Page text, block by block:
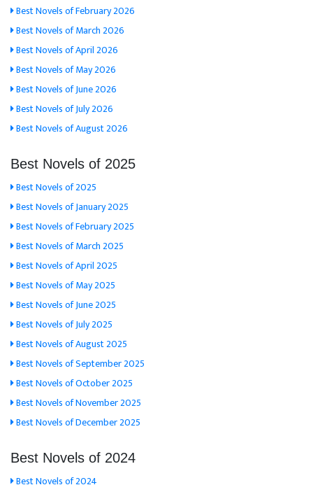
Best Novels of February 2026
Best Novels of March 2026
Best Novels of April 2026
Best Novels of May 2026
Best Novels of June 2026
Best Novels of July 2026
Best Novels of August 2026
Best Novels of 2025
Best Novels of 2025
Best Novels of January 2025
Best Novels of February 2025
Best Novels of March 2025
Best Novels of April 2025
Best Novels of May 2025
Best Novels of June 2025
Best Novels of July 2025
Best Novels of August 2025
Best Novels of September 2025
Best Novels of October 2025
Best Novels of November 2025
Best Novels of December 2025
Best Novels of 2024
Best Novels of 2024